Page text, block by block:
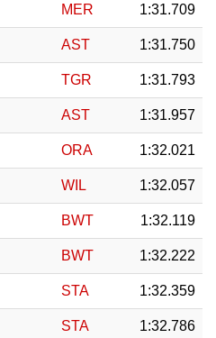
MER 1:31.709
AST 1:31.750
TGR 1:31.793
AST 1:31.957
ORA 1:32.021
WIL 1:32.057
BWT 1:32.119
BWT 1:32.222
STA 1:32.359
STA 1:32.786